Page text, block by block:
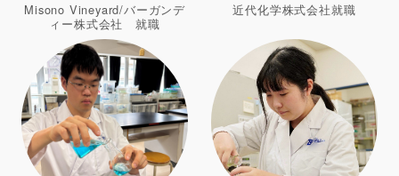
Misono Vineyard/バーガンデ
ィー株式会社 就職
近代化学株式会社就職